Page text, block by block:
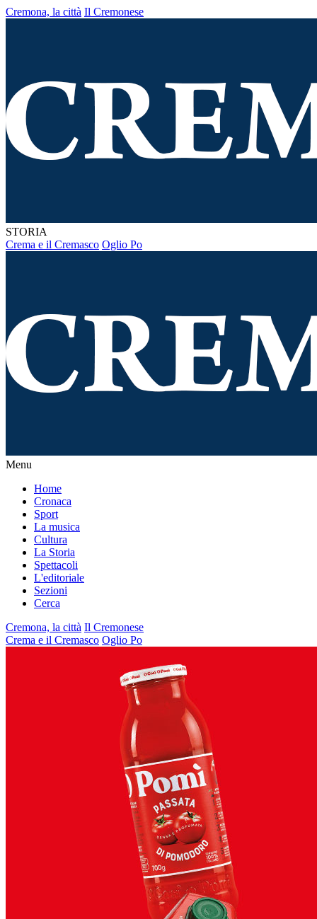
Cremona, la città Il Cremonese
STORIA
Crema e il Cremasco Oglio Po
Menu
Home
Cronaca
Sport
La musica
Cultura
La Storia
Spettacoli
L'editoriale
Sezioni
Cerca
Cremona, la città Il Cremonese
Crema e il Cremasco Oglio Po